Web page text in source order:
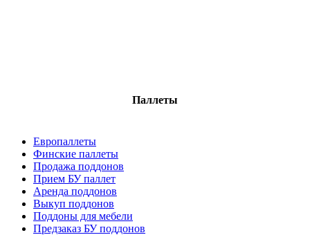
Паллеты
Европаллеты
Финские паллеты
Продажа поддонов
Прием БУ паллет
Аренда поддонов
Выкуп поддонов
Поддоны для мебели
Предзаказ БУ поддонов